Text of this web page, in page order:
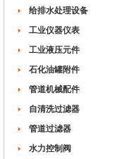
给排水处理设备
工业仪器仪表
工业液压元件
石化油罐附件
管道机械配件
自清洗过滤器
管道过滤器
水力控制阀